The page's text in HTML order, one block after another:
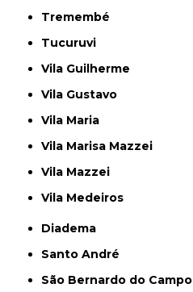
Tremembé
Tucuruvi
Vila Guilherme
Vila Gustavo
Vila Maria
Vila Marisa Mazzei
Vila Mazzei
Vila Medeiros
Diadema
Santo André
São Bernardo do Campo